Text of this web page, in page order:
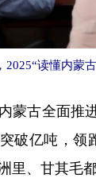
2025“读懂内蒙
古全面推进
破亿吨，领
里、甘其毛